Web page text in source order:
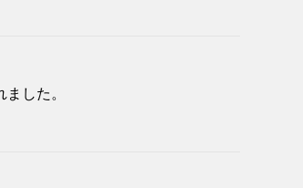
した。